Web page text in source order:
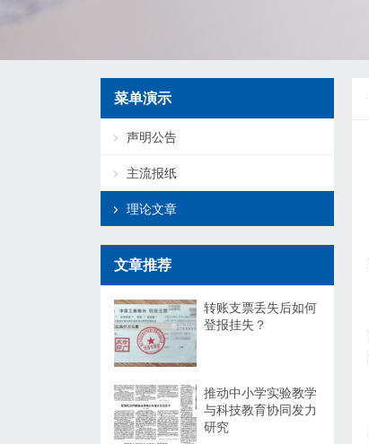
菜单演示
声明公告
主流报纸
理论文章
文章推荐
转账支票丢失后如何
登报挂失？
推动中小学实验教学
与科技教育协同发力
研究